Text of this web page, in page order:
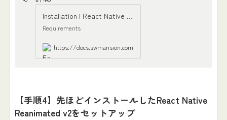
Installation | React Native Gesture Handler
Requirements
https://docs.swmansion.com
【手順4】先ほどインストールしたReact Native
Reanimated v2をセットアップ